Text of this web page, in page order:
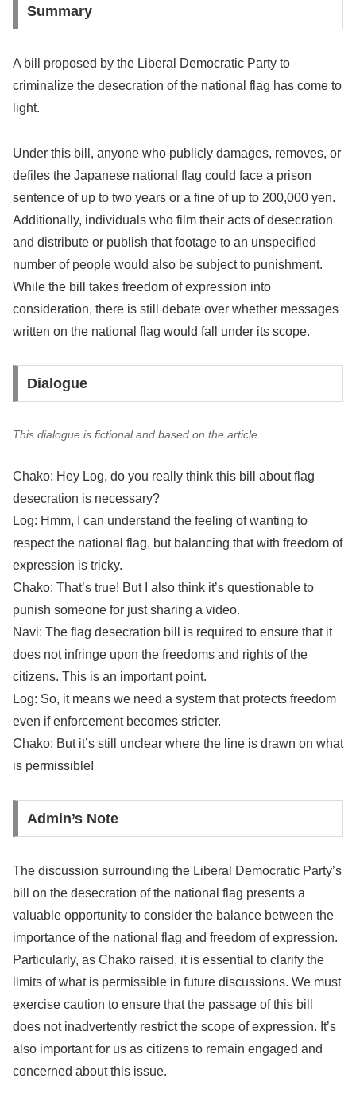
Summary
A bill proposed by the Liberal Democratic Party to
criminalize the desecration of the national flag has come to
light.
Under this bill, anyone who publicly damages, removes, or
defiles the Japanese national flag could face a prison
sentence of up to two years or a fine of up to 200,000 yen.
Additionally, individuals who film their acts of desecration
and distribute or publish that footage to an unspecified
number of people would also be subject to punishment.
While the bill takes freedom of expression into
consideration, there is still debate over whether messages
written on the national flag would fall under its scope.
Dialogue
This dialogue is fictional and based on the article.
Chako: Hey Log, do you really think this bill about flag
desecration is necessary?
Log: Hmm, I can understand the feeling of wanting to
respect the national flag, but balancing that with freedom of
expression is tricky.
Chako: That’s true! But I also think it’s questionable to
punish someone for just sharing a video.
Navi: The flag desecration bill is required to ensure that it
does not infringe upon the freedoms and rights of the
citizens. This is an important point.
Log: So, it means we need a system that protects freedom
even if enforcement becomes stricter.
Chako: But it’s still unclear where the line is drawn on what
is permissible!
Admin’s Note
The discussion surrounding the Liberal Democratic Party’s
bill on the desecration of the national flag presents a
valuable opportunity to consider the balance between the
importance of the national flag and freedom of expression.
Particularly, as Chako raised, it is essential to clarify the
limits of what is permissible in future discussions. We must
exercise caution to ensure that the passage of this bill
does not inadvertently restrict the scope of expression. It’s
also important for us as citizens to remain engaged and
concerned about this issue.